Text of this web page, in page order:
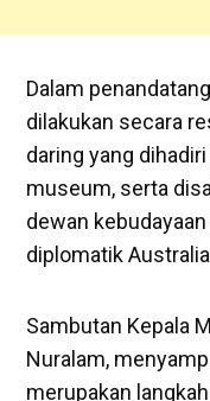
Dalam
dilakukan secara
daring yang
museum, serta
dewan
diplomatik
Sambutan Kepala
Nuralam,
merupakan